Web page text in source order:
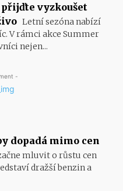
přijďte vyzkoušet
Letní sezóna nabízí
V rámci akce Summer
nejen...
-
dopadá mimo cen
mluvit o růstu cen
dražší benzin a